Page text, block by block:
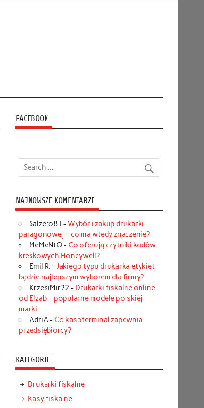
FACEBOOK
NAJNOWSZE KOMENTARZE
Salzero81 - Wybór i zakup drukarki
paragonowej – co ma wtedy znaczenie?
MeMeNtO - Co oferują czytniki kodów
kreskowych Honeywell?
Emil R. - Jakiego typu drukarka etykiet
będzie najlepszym wyborem dla firmy?
KrzesiMir22 - Drukarki fiskalne online
od Elzab – popularne modele polskiej
marki
AdriA- Co kasoterminal zapewnia
przedsiębiorcy?
KATEGORIE
Drukarki fiskalne
Kasy fiskalne